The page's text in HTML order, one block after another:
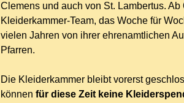
Clemens und auch von St. Lambertus.
Kleiderkammer-Team, das Woche für
vielen Jahren von ihrer ehrenamtlichen
Pfarren.
Die Kleiderkammer bleibt vorerst
können für diese Zeit keine